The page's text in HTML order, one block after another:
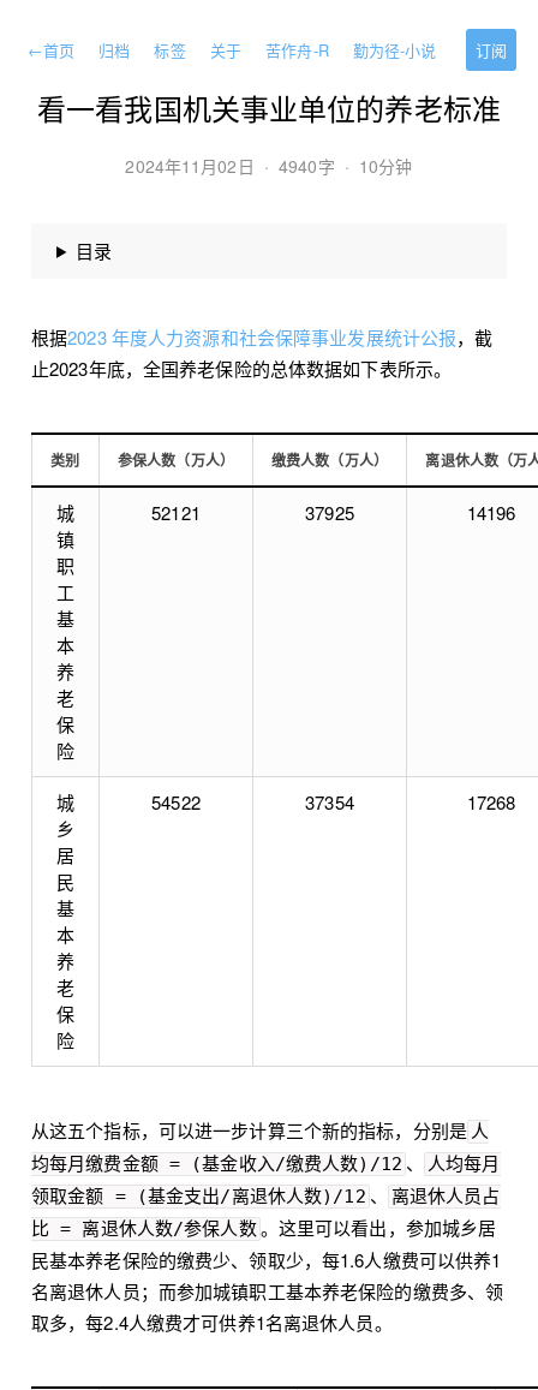
←首页 归档 标签 关于 苦作舟-R 勤为径-小说 订阅
看一看我国机关事业单位的养老标准
2024年11月02日 · 4940字 · 10分钟
目录
根据2023 年度人力资源和社会保障事业发展统计公报，截
止2023年底，全国养老保险的总体数据如下表所示。
类别 参保人数（万人） 缴费人数（万人） 离退休人数（万
城
镇
职
工
基
本
养
老
保
险
52121 37925 14196
城
乡
居
民
基
本
养
老
保
险
54522 37354 17268
从这五个指标，可以进一步计算三个新的指标，分别是 人
均每月缴费金额 = (基金收入/缴费人数)/12 、
人均每月
领取金额 = (基金支出/离退休人数)/12 、
离退休人员占
比 = 离退休人数/参保人数。这里可以看出，参加城乡居
民基本养老保险的缴费少、领取少，每1.6人缴费可以供养1
名离退休人员；而参加城镇职工基本养老保险的缴费多、领
取多，每2.4人缴费才可供养1名离退休人员。